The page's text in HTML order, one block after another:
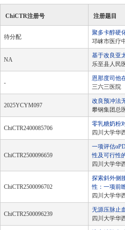
ChiCTR注册号 注册题目
待分配
聚多卡醇硬
邛崃市医疗
NA
基于改良亚
乐至县人民
-
恩那度司他
三六三医院
2025YCYM097
改良预冲法
攀钢集团总
ChiCTR2400085706
零乳糖奶粉
四川大学华
ChiCTR2500096659
一项评估
性及可行性
四川大学华
ChiCTR2500096702
探索斜外侧
性：一项前
四川大学华
ChiCTR2500096239
无源压脉止
四川大学华